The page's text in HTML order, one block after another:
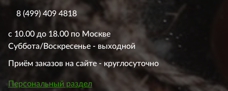
8 (499) 409 4818
с 10.00 до 18.00 по Москве
Суббота/Воскресенье - выходной
Приём заказов на сайте - круглосуточно
Персональный раздел